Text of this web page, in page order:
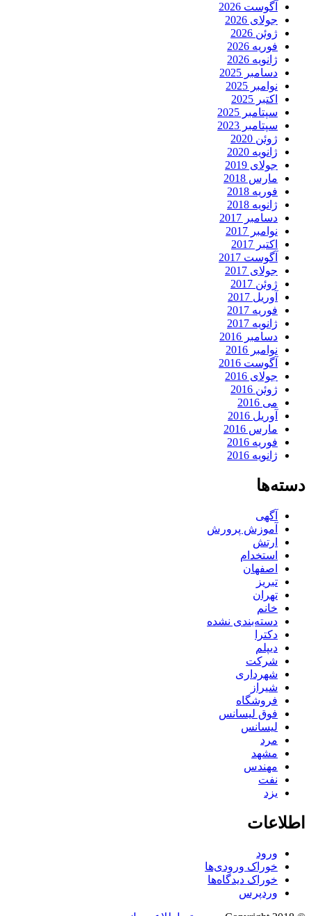
آگوست 2026
جولای 2026
ژوئن 2026
فوریه 2026
ژانویه 2026
دسامبر 2025
نوامبر 2025
اکتبر 2025
سپتامبر 2025
سپتامبر 2023
ژوئن 2020
ژانویه 2020
جولای 2019
مارس 2018
فوریه 2018
ژانویه 2018
دسامبر 2017
نوامبر 2017
اکتبر 2017
آگوست 2017
جولای 2017
ژوئن 2017
آوریل 2017
فوریه 2017
ژانویه 2017
دسامبر 2016
نوامبر 2016
آگوست 2016
جولای 2016
ژوئن 2016
می 2016
آوریل 2016
مارس 2016
فوریه 2016
ژانویه 2016
دسته‌ها
آگهی
آموزش پرورش
ارتش
استخدام
اصفهان
تبریز
تهران
خانم
دسته‌بندی نشده
دکترا
دیپلم
شرکت
شهرداری
شیراز
فروشگاه
فوق لیسانس
لیسانس
مرد
مشهد
مهندس
نفت
یزد
اطلاعات
ورود
خوراک ورودی‌ها
خوراک دیدگاه‌ها
وردپرس